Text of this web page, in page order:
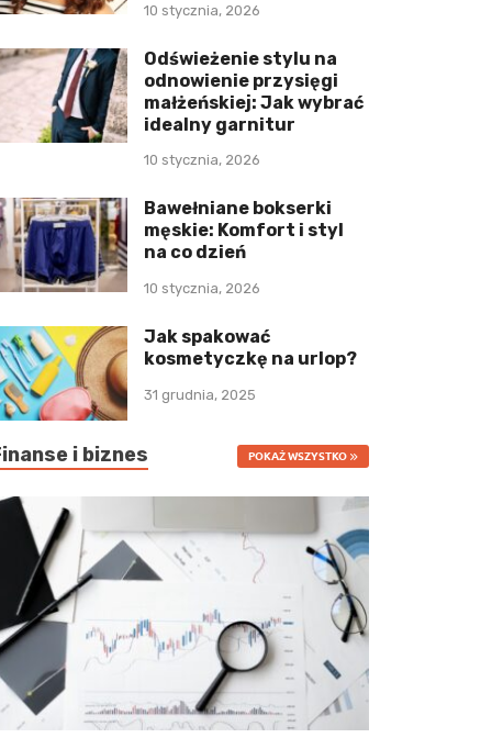
10 stycznia, 2026
Odświeżenie stylu na
odnowienie przysięgi
małżeńskiej: Jak wybrać
idealny garnitur
10 stycznia, 2026
Bawełniane bokserki
męskie: Komfort i styl
na co dzień
10 stycznia, 2026
Jak spakować
kosmetyczkę na urlop?
31 grudnia, 2025
i biznes POKAŻ WSZYSTKO